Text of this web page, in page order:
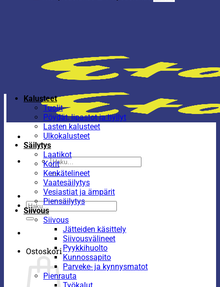
Etsi:
Etsi:
Ostoskori
Kalusteet
Tuolit
Pöydät, lipastot ja hyllyt
Lasten kalusteet
Ulkokalusteet
Säilytys
Laatikot
Korit
Kenkätelineet
Vaatesäilytys
Vesiastiat ja ämpärit
Piensäilytys
Siivous
Siivous
Jätteiden käsittely
Siivousvälineet
Pyykkihuolto
Kunnossapito
Parveke- ja kynnysmatot
Pienrauta